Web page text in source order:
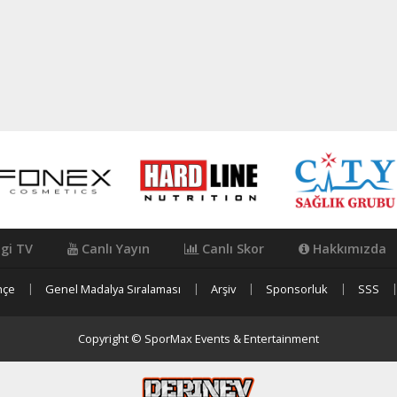
TV Canlı Yayın Canlı Skor Hakkımızda
Genel Madalya Sıralaması Arşiv Sponsorluk SSS
Copyright © SporMax Events & Entertainment